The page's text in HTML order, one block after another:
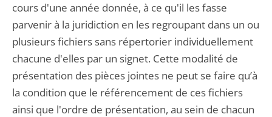
cours d'une année donnée, à ce qu'il les fasse
parvenir à la juridiction en les regroupant dans un ou
plusieurs fichiers sans répertorier individuellement
chacune d'elles par un signet. Cette modalité de
présentation des pièces jointes ne peut se faire qu’à
la condition que le référencement de ces fichiers
ainsi que l'ordre de présentation, au sein de chacun